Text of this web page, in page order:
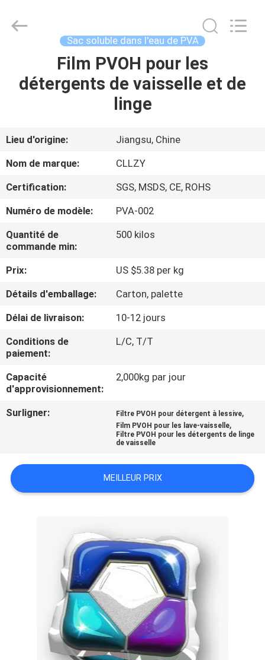
LA
PRODUITS
À
DE
NOUS
VISITE
DE
L'USINE
CONTRÔLE
DE
LA
QUALITÉ
DEMANDEZ
PRIVACY
POLICY
Greencradleland
Macromolecule
Reserved.
Sac soluble dans l'eau de PVA
Film PVOH pour les
détergents de vaisselle et de
linge
Lieu d'origine:
Jiangsu, Chine
Nom de marque:
CLLZY
Certification:
SGS, MSDS, CE, ROHS
Numéro de modèle:
PVA-002
Quantité de
commande min:
500 kilos
Prix:
US $5.38 per kg
Détails d'emballage:
Carton, palette
Délai de livraison:
10-12 jours
Conditions de
paiement:
L/C, T/T
Capacité
d'approvisionnement:
2,000kg par jour
Surligner: Filtre PVOH pour détergent à lessive,
Film PVOH pour les lave-vaisselle,
Filtre PVOH pour les détergents de linge
de vaisselle
MEILLEUR PRIX